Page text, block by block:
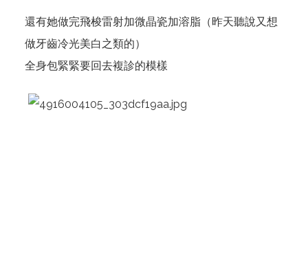
還有她做完飛梭雷射加微晶瓷加溶脂（昨天聽說又想
做牙齒冷光美白之類的）
全身包緊緊要回去複診的模樣